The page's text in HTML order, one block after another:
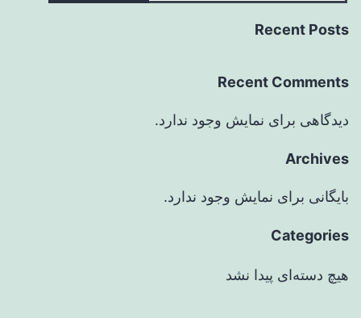
Recent Posts
Recent Comments
دیدگاهی برای نمایش وجود ندارد.
Archives
بایگانی برای نمایش وجود ندارد.
Categories
هیچ دسته‌ای پیدا نشد